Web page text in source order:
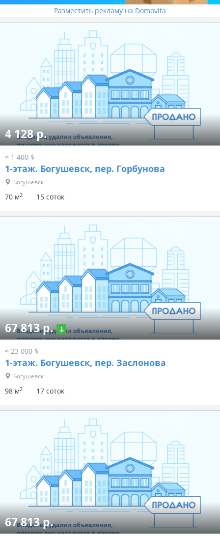
Разместить рекламу на Domovita
4 128 р.
≈ 1 400 $
1-этаж. Богушевск, пер. Горбунова
Богушевск
70 м2 15 соток
67 813 р.
≈ 23 000 $
1-этаж. Богушевск, пер. Заслонова
Богушевск
98 м2 17 соток
67 813 р.